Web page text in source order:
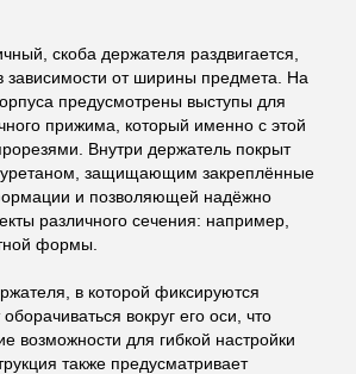
скоба держателя раздвигается,
зависимости от ширины предмета. На
предусмотрены выступы для
прижима, который именно с этой
Внутри держатель покрыт
защищающим закреплённые
и позволяющей надёжно
различного сечения: например,
формы.
в которой фиксируются
вокруг его оси, что
возможности для гибкой настройки
также предусматривает